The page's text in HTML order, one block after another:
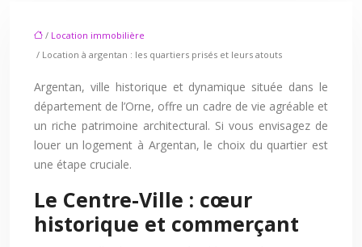
/ Location immobilière
/ Location à argentan : les quartiers prisés et leurs atouts
Argentan, ville historique et dynamique située dans le
département de l’Orne, offre un cadre de vie agréable et
un riche patrimoine architectural. Si vous envisagez de
louer un logement à Argentan, le choix du quartier est
une étape cruciale.
Le Centre-Ville : cœur
historique et commerçant